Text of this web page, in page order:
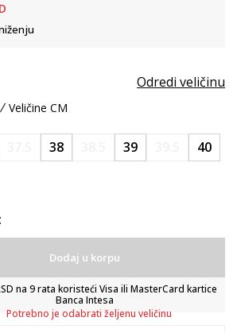
Odredi veličinu
Veličine CM
38 39
40
Dodaj u korpu
na 9 rata koristeći Visa ili MasterCard kartice
Banca Intesa
Potrebno je odabrati željenu veličinu